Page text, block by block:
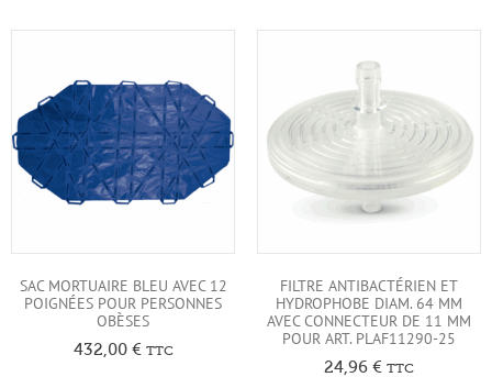
SAC MORTUAIRE BLEU AVEC 12
POIGNÉES POUR PERSONNES
OBÈSES
432,00 € TTC
FILTRE ANTIBACTÉRIEN ET
HYDROPHOBE DIAM. 64 MM
AVEC CONNECTEUR DE 11 MM
POUR ART. PLAF11290-25
24,96 € TTC